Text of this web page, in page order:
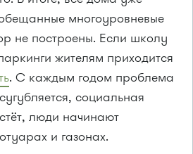
многоуровневые
не построены. Если школу
жителям приходится
. С каждым годом проблема
социальная
люди начинают
и газонах.